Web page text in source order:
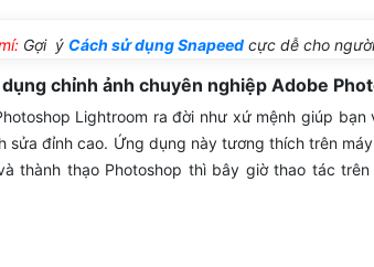
Gợi ý Cách sử dụng Snapeed cực dễ cho
chỉnh ảnh chuyên nghiệp Adobe
Lightroom ra đời như xứ mệnh giúp
sửa đỉnh cao. Ứng dụng này tương thích trên
thành thạo Photoshop thì bây giờ thao tác